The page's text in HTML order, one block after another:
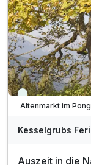
inkl. Kesselinos
Viele Termine frei
Kesselgrubs
Auszeit in die